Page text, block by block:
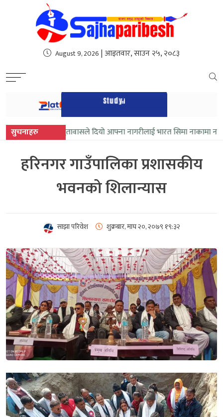
sweet bonanza
August 9, 2026 | आइतवार, साउन २५, २०८३
सुचनाहरुचिनिया दुतावासले दियो आफ्ना नागरीलाई भारत सिमा नाकामा नजान
हरिनगर गाउँपालिका प्रशासकीय
भवनको शिलान्यास
साझा परिवेश शुक्रबार, माघ २०, २०७९ १९:३२